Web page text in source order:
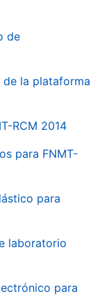
de
la plataforma
RCM 2014
para FNMT-
para
laboratorio
para